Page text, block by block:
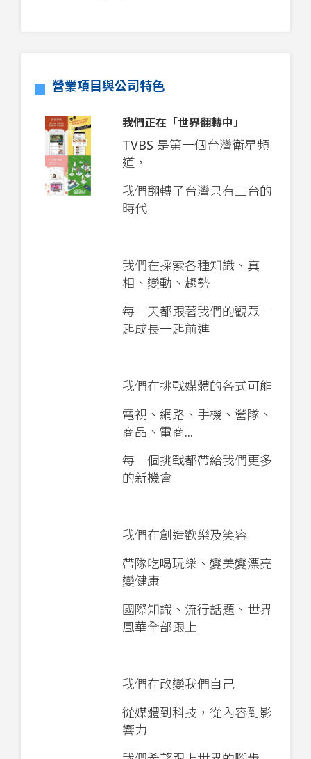
營業項目與公司特色
我們正在「世界翻轉中」
TVBS 是第一個台灣衛星頻
道，
我們翻轉了台灣只有三台的
時代
我們在採索各種知識、真
相、變動、趨勢
每一天都跟著我們的觀眾一
起成長一起前進
我們在挑戰媒體的各式可能
電視、網路、手機、營隊、
商品、電商...
每一個挑戰都帶給我們更多
的新機會
我們在創造歡樂及笑容
帶隊吃喝玩樂、變美變漂亮
變健康
國際知識、流行話題、世界
風華全部跟上
我們在改變我們自己
從媒體到科技，從內容到影
響力